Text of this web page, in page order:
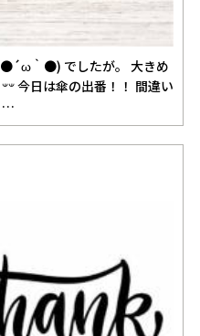
｀●) でしたが。 大きめ
…